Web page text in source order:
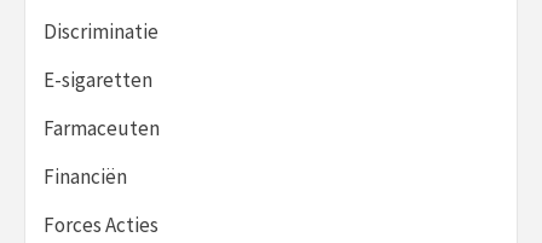
Discriminatie
E-sigaretten
Farmaceuten
Financiën
Forces Acties